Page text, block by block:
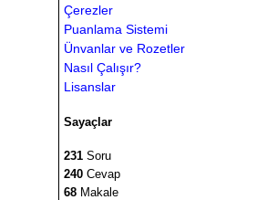
Çerezler
Puanlama Sistemi
Ünvanlar ve Rozetler
Nasıl Çalışır?
Lisanslar
Sayaçlar
231 Soru
240 Cevap
68 Makale